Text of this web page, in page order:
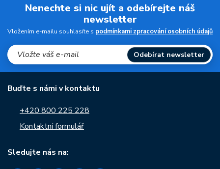
Nenechte si nic ujít a odebírejte náš
newsletter
Vložením e-mailu souhlasíte s podmínkami zpracování osobních údajů
Odebírat newsletter
Buďte s námi v kontaktu
+420 800 225 228
Kontaktní formulář
Sledujte nás na: